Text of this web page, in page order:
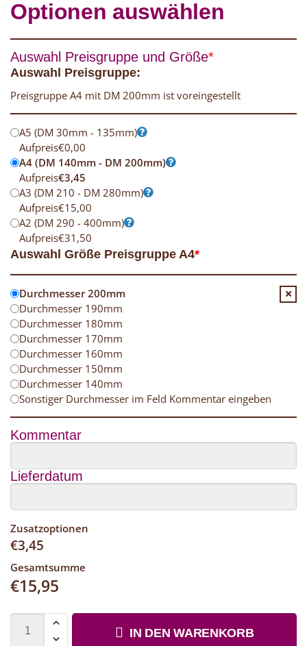
Optionen auswählen
*
Auswahl Preisgruppe und Größe
Auswahl Preisgruppe:
Preisgruppe A4 mit DM 200mm ist voreingestellt
A5 (DM 30mm - 135mm)
Aufpreis€0,00
A4 (DM 140mm - DM 200mm)
Aufpreis€3,45
A3 (DM 210 - DM 280mm)
Aufpreis€15,00
A2 (DM 290 - 400mm)
Aufpreis€31,50
*
Auswahl Größe Preisgruppe A4
Durchmesser 200mm
Durchmesser 190mm
Durchmesser 180mm
Durchmesser 170mm
Durchmesser 160mm
Durchmesser 150mm
Durchmesser 140mm
Sonstiger Durchmesser im Feld Kommentar eingeben
Kommentar
Lieferdatum
Zusatzoptionen
€3,45
Gesamtsumme
€15,95
IN DEN WARENKORB